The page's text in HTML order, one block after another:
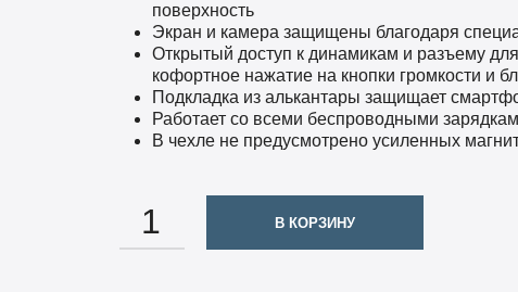
поверхность
Экран и камера защищены благодаря
Открытый доступ к динамикам и разъему
кофортное нажатие на кнопки громкости и
Подкладка из алькантары защищает
Работает со всеми беспроводными
В чехле не предусмотрено усиленных
КОЛИЧЕСТВО
В КОРЗИНУ